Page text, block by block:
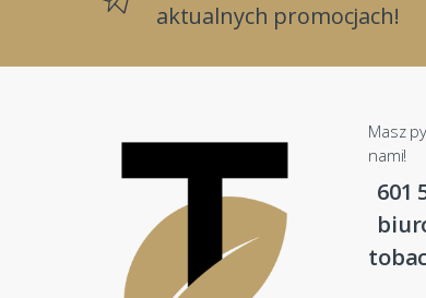
aktualnych promocjach!
Masz
nami!
601